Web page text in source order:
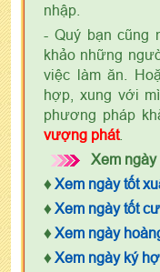
nhập.
- Quý bạn cũng
khảo những
việc làm ăn.
hợp, xung với
phương pháp
vượng phát.
Xem ngày
♦ Xem ngày tốt
♦ Xem ngày tốt
♦ Xem ngày
♦ Xem ngày ký